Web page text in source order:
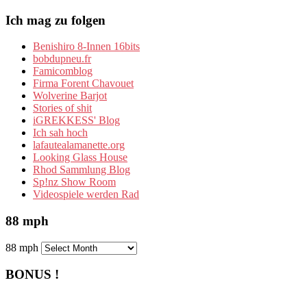
Ich mag zu folgen
Benishiro 8-Innen 16bits
bobdupneu.fr
Famicomblog
Firma Forent Chavouet
Wolverine Barjot
Stories of shit
iGREKKESS' Blog
Ich sah hoch
lafautealamanette.org
Looking Glass House
Rhod Sammlung Blog
Sp!nz Show Room
Videospiele werden Rad
88 mph
88 mph
BONUS !